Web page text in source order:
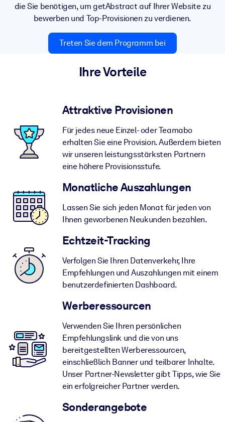
die Sie benötigen, um getAbstract auf Ihrer Website zu
bewerben und Top-Provisionen zu verdienen.
Treten Sie dem Programm bei
Ihre Vorteile
Attraktive Provisionen
Für jedes neue Einzel- oder Teamabo
erhalten Sie eine Provision. Außerdem bieten
wir unseren leistungsstärksten Partnern
eine höhere Provisionsstufe.
Monatliche Auszahlungen
Lassen Sie sich jeden Monat für jeden von
Ihnen geworbenen Neukunden bezahlen.
Echtzeit-Tracking
Verfolgen Sie Ihren Datenverkehr, Ihre
Empfehlungen und Auszahlungen mit einem
benutzerdefinierten Dashboard.
Werberessourcen
Verwenden Sie Ihren persönlichen
Empfehlungslink und die von uns
bereitgestellten Werberessourcen,
einschließlich Banner und teilbarer Inhalte.
Unser Partner-Newsletter gibt Tipps, wie Sie
ein erfolgreicher Partner werden.
Sonderangebote